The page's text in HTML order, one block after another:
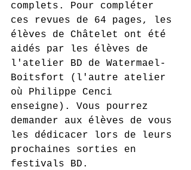
complets. Pour compléter
ces revues de 64 pages, les
élèves de Châtelet ont été
aidés par les élèves de
l'atelier BD de Watermael-
Boitsfort (l'autre atelier
où Philippe Cenci
enseigne). Vous pourrez
demander aux élèves de vous
les dédicacer lors de leurs
prochaines sorties en
festivals BD.